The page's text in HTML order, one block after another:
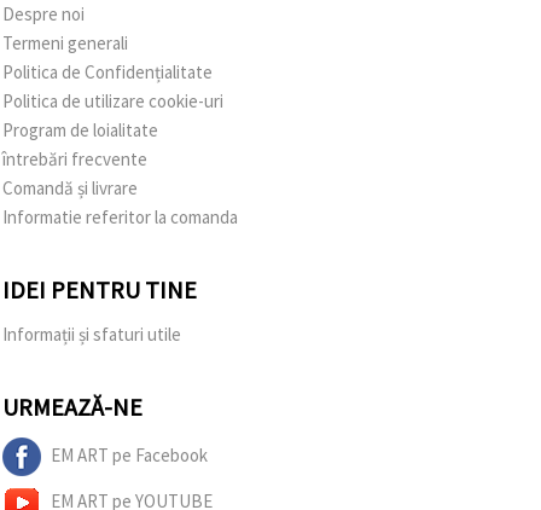
Despre noi
Termeni generali
Politica de Confidențialitate
Politica de utilizare cookie-uri
Program de loialitate
întrebări frecvente
Comandă și livrare
Informatie referitor la comanda
IDEI PENTRU TINE
Informații și sfaturi utile
URMEAZĂ-NE
EM ART pe Facebook
EM ART pe YOUTUBE